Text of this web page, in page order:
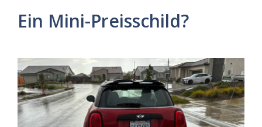
Ein Mini-Preisschild?